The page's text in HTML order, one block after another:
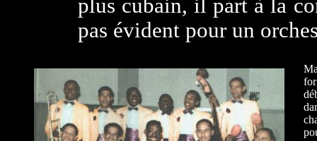
plus cubain, il part à la
pas évident pour un